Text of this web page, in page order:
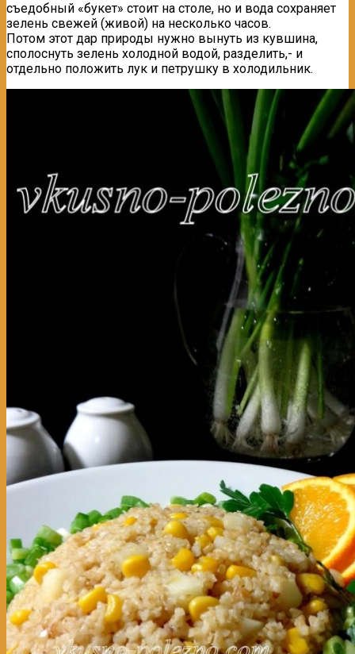
съедобный «букет» стоит на столе, но и вода сохраняет
зелень свежей (живой) на несколько часов.
Потом этот дар природы нужно вынуть из кувшина,
сполоснуть зелень холодной водой, разделить,- и
отдельно положить лук и петрушку в холодильник.